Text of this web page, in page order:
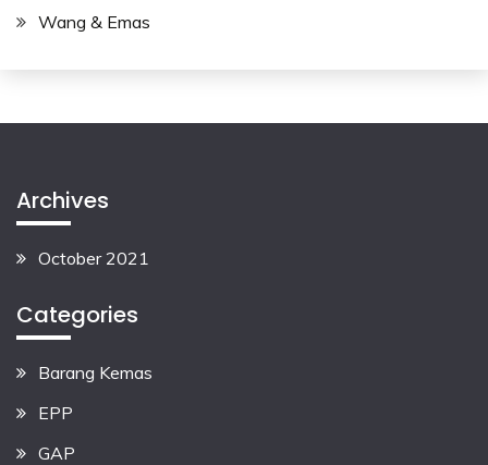
Wang & Emas
Archives
October 2021
Categories
Barang Kemas
EPP
GAP